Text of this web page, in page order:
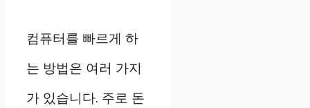
컴퓨터를 빠르게 하
는 방법은 여러 가지
가 있습니다. 주로 돈